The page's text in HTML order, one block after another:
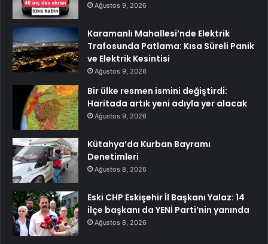
Ağustos 9, 2026
Karamanlı Mahallesi’nde Elektrik
Trafosunda Patlama: Kısa Süreli Panik
ve Elektrik Kesintisi
Ağustos 9, 2026
Bir ülke resmen ismini değiştirdi:
Haritada artık yeni adıyla yer alacak
Ağustos 9, 2026
Kütahya’da Kurban Bayramı
Denetimleri
Ağustos 8, 2026
Eski CHP Eskişehir İl Başkanı Yalaz: 14
ilçe başkanı da YENİ Parti’nin yanında
Ağustos 8, 2026